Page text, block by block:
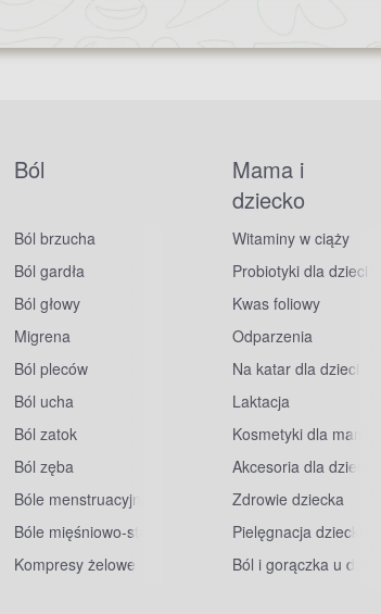
Ból
Ból brzucha
Ból gardła
Ból głowy
Migrena
Ból pleców
Ból ucha
Ból zatok
Ból zęba
Bóle menstruacyjne
Bóle mięśniowo-stawowe
Kompresy żelowe
Mama i
dziecko
Witaminy w ciąży
Probiotyki dla dzieci
Kwas foliowy
Odparzenia
Na katar dla dzieci
Laktacja
Kosmetyki dla mam
Akcesoria dla dzieci
Zdrowie dziecka
Pielęgnacja dziecka
Ból i gorączka u dzieci